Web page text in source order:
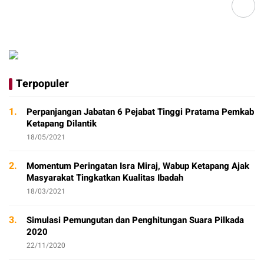
Terpopuler
1.
Perpanjangan Jabatan 6 Pejabat Tinggi Pratama Pemkab
Ketapang Dilantik
18/05/2021
2.
Momentum Peringatan Isra Miraj, Wabup Ketapang Ajak
Masyarakat Tingkatkan Kualitas Ibadah
18/03/2021
3.
Simulasi Pemungutan dan Penghitungan Suara Pilkada
2020
22/11/2020